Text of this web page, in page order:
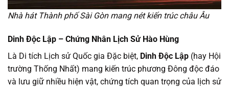
Nhà hát Thành phố Sài Gòn mang nét kiến trúc châu Âu
Dinh Độc Lập – Chứng Nhân Lịch Sử Hào Hùng
Là Di tích Lịch sử Quốc gia Đặc biệt, Dinh Độc Lập (hay Hội
trường Thống Nhất) mang kiến trúc phương Đông độc đáo
và lưu giữ nhiều hiện vật, chứng tích quan trọng của lịch sử